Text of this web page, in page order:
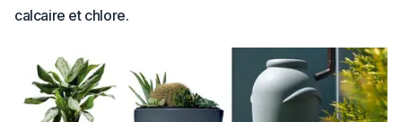
calcaire et chlore.